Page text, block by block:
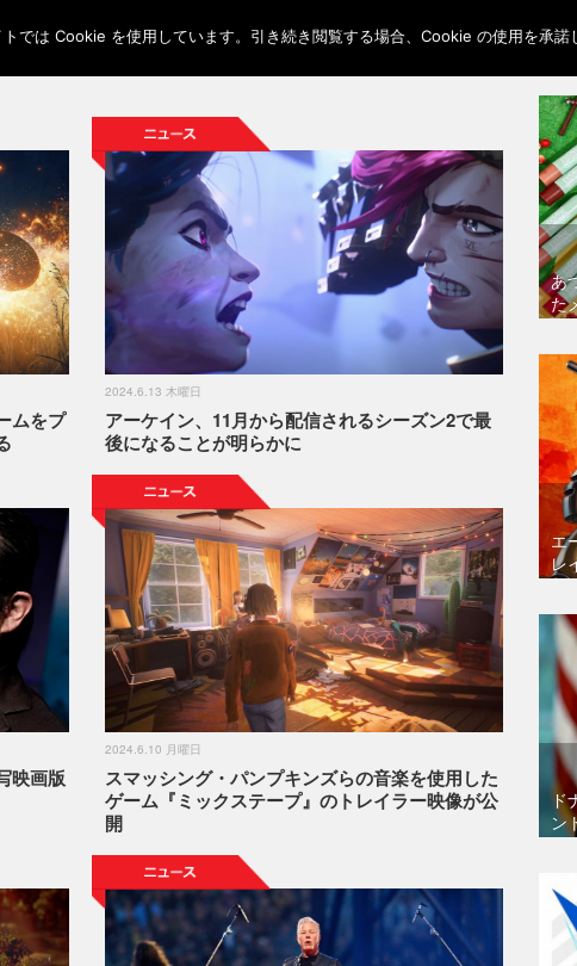
ムをプ
2024.6.13 木曜日
アーケイン、11月から配信されるシーズン2で最
後になることが明らかに
映画版
2024.6.10 月曜日
スマッシング・パンプキンズらの音楽を使用した
ゲーム『ミックステープ』のトレイラー映像が公
開
あ
た
エ
レ
ド
ン
では Cookie を使用しています。引き続き閲覧する場合、Cookie の使用を承諾